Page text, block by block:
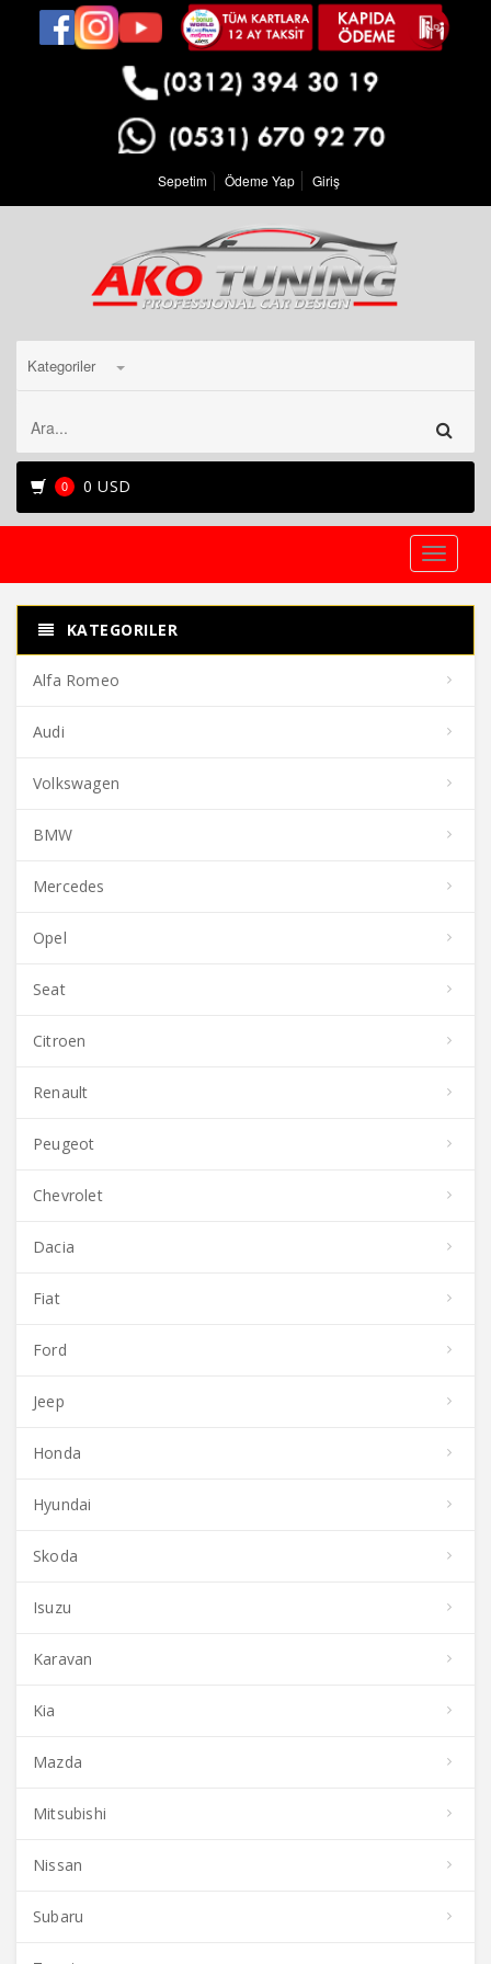
Sepetim Ödeme Yap Giriş
Kategoriler
0 0 USD
Toggle
KATEGORILER
Alfa Romeo
Audi
Volkswagen
BMW
Mercedes
Opel
Seat
Citroen
Renault
Peugeot
Chevrolet
Dacia
Fiat
Ford
Jeep
Honda
Hyundai
Skoda
Isuzu
Karavan
Kia
Mazda
Mitsubishi
Nissan
Subaru